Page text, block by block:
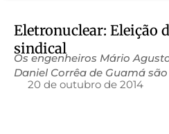
Eletronuclear: Eleição
sindical
Os engenheiros Mário
Daniel Corrêa de Guamá
20 de outubro de 2014